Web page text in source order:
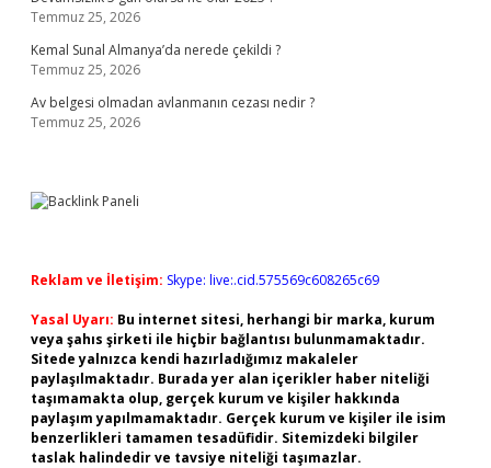
Temmuz 25, 2026
Kemal Sunal Almanya’da nerede çekildi ?
Temmuz 25, 2026
Av belgesi olmadan avlanmanın cezası nedir ?
Temmuz 25, 2026
Reklam ve İletişim: Skype: live:.cid.575569c608265c69
Yasal Uyarı: Bu internet sitesi, herhangi bir marka, kurum
veya şahıs şirketi ile hiçbir bağlantısı bulunmamaktadır.
Sitede yalnızca kendi hazırladığımız makaleler
paylaşılmaktadır. Burada yer alan içerikler haber niteliği
taşımamakta olup, gerçek kurum ve kişiler hakkında
paylaşım yapılmamaktadır. Gerçek kurum ve kişiler ile isim
benzerlikleri tamamen tesadüfidir. Sitemizdeki bilgiler
taslak halindedir ve tavsiye niteliği taşımazlar.